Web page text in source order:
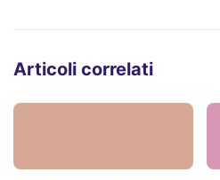
Articoli correlati